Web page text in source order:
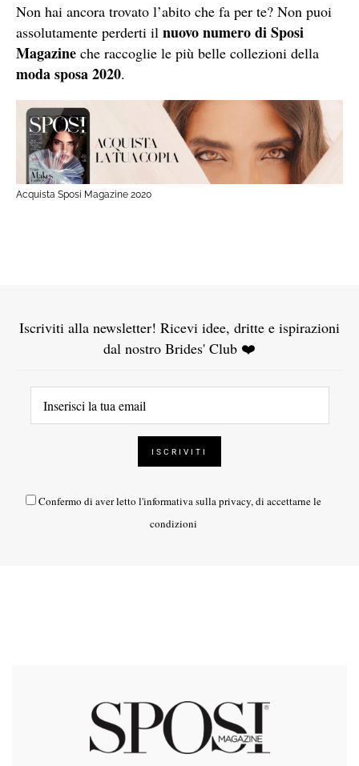
Non hai ancora trovato l’abito che fa per te? Non puoi
assolutamente perderti il nuovo numero di Sposi
Magazine che raccoglie le più belle collezioni della
moda sposa 2020.
Acquista Sposi Magazine 2020
Iscriviti alla newsletter! Ricevi idee, dritte e ispirazioni
dal nostro Brides' Club ❤️
Confermo di aver letto l'informativa sulla privacy, di accettarne le
condizioni